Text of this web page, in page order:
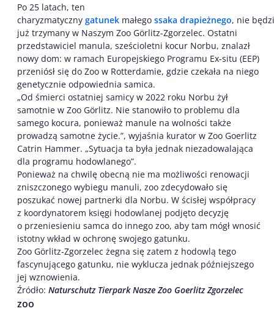
Po 25 latach, ten
charyzmatyczny gatunek małego ssaka drapieżnego, nie
już trzymany w Naszym Zoo Görlitz-Zgorzelec. Ostatni
przedstawiciel manula, sześcioletni kocur Norbu, znalazł
nowy dom: w ramach Europejskiego Programu Ex-situ (EEP)
przeniósł się do Zoo w Rotterdamie, gdzie czekała na niego
genetycznie odpowiednia samica.
„Od śmierci ostatniej samicy w 2022 roku Norbu żył
samotnie w Zoo Görlitz. Nie stanowiło to problemu dla
samego kocura, ponieważ manule na wolności także
prowadzą samotne życie.”, wyjaśnia kurator w Zoo Goerlitz
Catrin Hammer. „Sytuacja ta była jednak niezadowalająca
dla programu hodowlanego”.
Ponieważ na chwilę obecną nie ma możliwości renowacji
zniszczonego wybiegu manuli, zoo zdecydowało się
poszukać nowej partnerki dla Norbu. W ścisłej współpracy
z koordynatorem księgi hodowlanej podjęto decyzję
o przeniesieniu samca do innego zoo, aby tam mógł wnosić
istotny wkład w ochronę swojego gatunku.
Zoo Görlitz-Zgorzelec żegna się zatem z hodowlą tego
fascynującego gatunku, nie wyklucza jednak późniejszego
jej wznowienia.
Źródło: Naturschutz Tierpark Nasze Zoo Goerlitz Zgorzelec
zoo